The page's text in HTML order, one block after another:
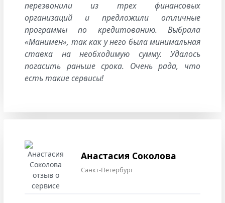
перезвонили из трех финансовых
организаций и предложили отличные
программы по кредитованию. Выбрала
«Манимен», так как у него была минимальная
ставка на необходимую сумму. Удалось
погасить раньше срока. Очень рада, что
есть такие сервисы!
Анастасия Соколова
Санкт-Петербург